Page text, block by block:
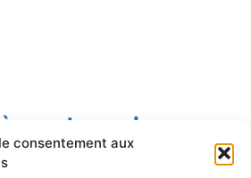
consentement aux
et escales
escales et croisières de